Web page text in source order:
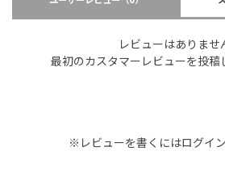
レビューはありませ
最初のカスタマーレビューを投稿
※レビューを書くにはログイン